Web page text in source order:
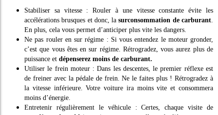
Stabiliser sa vitesse : Rouler à une vitesse constante évite les
accélérations brusques et donc, lasurconsommation de carburant.
En plus, cela vous permet d’anticiper plus vite les dangers.
Ne pas rouler en sur régime : Si vous entendez le moteur gronder,
c’est que vous êtes en sur régime. Rétrogradez, vous aurez plus de
puissance et dépenserez moins de carburant.
Utiliser le frein moteur : Dans les descentes, le premier réflexe est
de freiner avec la pédale de frein. Ne le faites plus ! Rétrogradez à
la vitesse inférieure. Votre voiture ira moins vite et consommera
moins d’énergie.
Entretenir régulièrement le véhicule : Certes, chaque visite de